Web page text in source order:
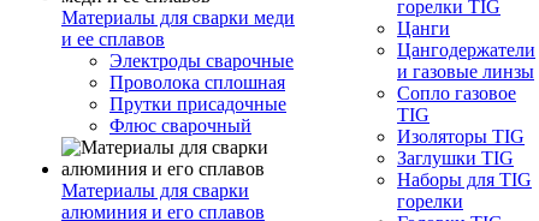
Материалы для сварки меди
и ее сплавов
Электроды сварочные
Проволока сплошная
Прутки присадочные
Флюс сварочный
Материалы для сварки
алюминия и его сплавов
горелки TIG
Цанги
Цангодержатели
и газовые линзы
Сопло газовое
TIG
Изоляторы TIG
Заглушки TIG
Наборы для TIG
горелки